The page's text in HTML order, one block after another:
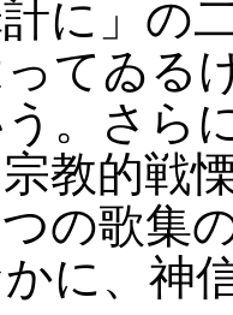
に」の
てゐる
。さら
教的戦
つの歌集
に、神